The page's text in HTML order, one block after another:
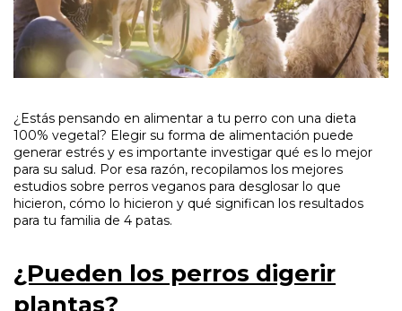
¿Estás pensando en alimentar a tu perro con una dieta
100% vegetal? Elegir su forma de alimentación puede
generar estrés y es importante investigar qué es lo mejor
para su salud. Por esa razón, recopilamos los mejores
estudios sobre perros veganos para desglosar lo que
hicieron, cómo lo hicieron y qué significan los resultados
para tu familia de 4 patas.
¿Pueden los perros digerir
plantas?